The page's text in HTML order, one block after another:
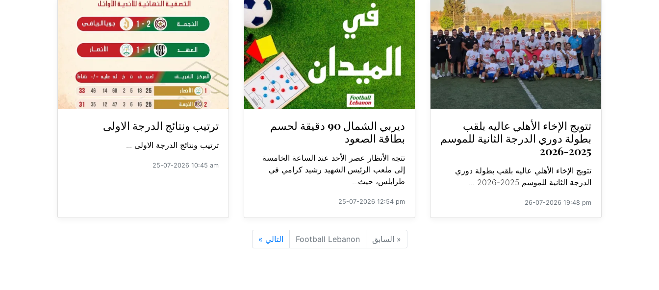
تتويج الإخاء الأهلي عاليه بلقب
بطولة دوري الدرجة الثانية للموسم
2025-2026
تتويج الإخاء الأهلي عاليه بلقب بطولة دوري
الدرجة الثانية للموسم 2025-2026 ...
26-07-2026 19:48 pm
ديربي الشمال 90 دقيقة لحسم
بطاقة الصعود
تتجه الأنظار عصر الأحد عند الساعة الخامسة
إلى ملعب الرئيس الشهيد رشيد كرامي في
طرابلس، حيث...
25-07-2026 12:54 pm
ترتيب ونتائج الدرجة الاولى
ترتيب ونتائج الدرجة الاولى ...
25-07-2026 10:45 am
« السابق Football Lebanon التالي »